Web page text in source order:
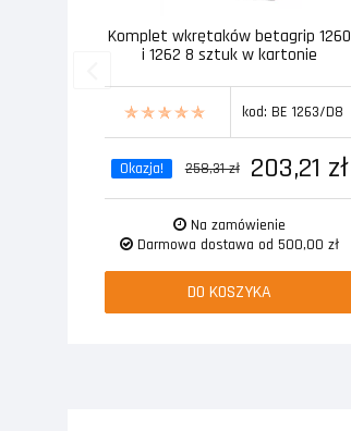
Komplet wkrętaków betagrip 1260
i 1262 8 sztuk w kartonie
kod: BE 1263/D8
Okazja! 258,31 zł 203,21 zł
Na zamówienie
Darmowa dostawa od 500,00 zł
DO KOSZYKA